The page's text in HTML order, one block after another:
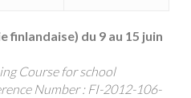
finlandaise) du 9 au 15 juin
Course for school
Number : FI-2012-106-